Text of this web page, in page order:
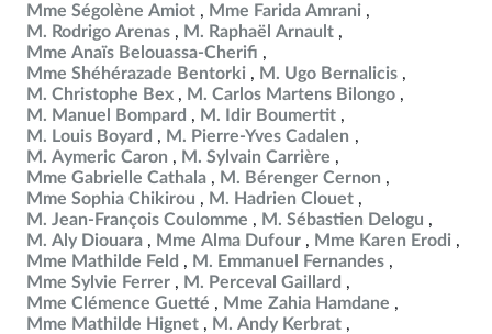
Mme Ségolène Amiot
Mme Farida Amrani
M. Rodrigo Arenas
M. Raphaël Arnault
Mme Anaïs Belouassa-Cherifi
Mme Shéhérazade Bentorki
M. Ugo Bernalicis
M. Christophe Bex
M. Carlos Martens Bilongo
M. Manuel Bompard
M. Idir Boumertit
M. Louis Boyard
M. Pierre-Yves Cadalen
M. Aymeric Caron
M. Sylvain Carrière
Mme Gabrielle Cathala
M. Bérenger Cernon
Mme Sophia Chikirou
M. Hadrien Clouet
M. Jean-François Coulomme
M. Sébastien Delogu
M. Aly Diouara
Mme Alma Dufour
Mme Karen Erodi
Mme Mathilde Feld
M. Emmanuel Fernandes
Mme Sylvie Ferrer
M. Perceval Gaillard
Mme Clémence Guetté
Mme Zahia Hamdane
Mme Mathilde Hignet
M. Andy Kerbrat